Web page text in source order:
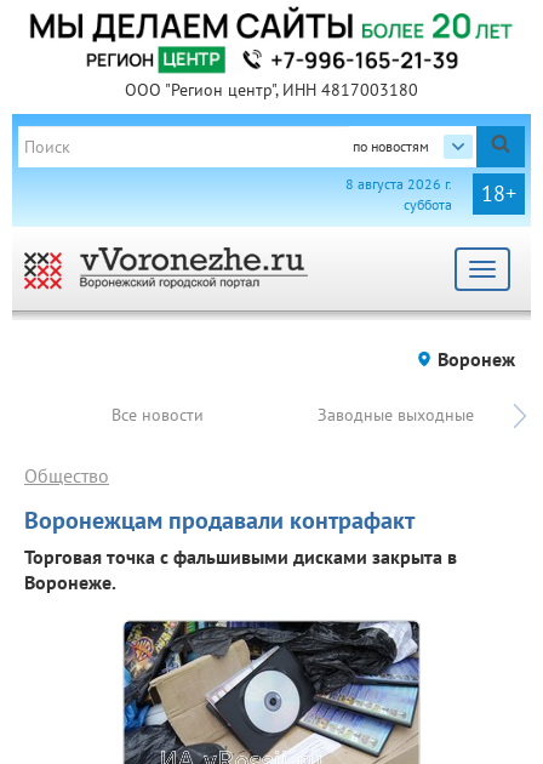
ООО "Регион центр", ИНН 4817003180
по новостям
18+
8 августа 2026 г.
суббота
Toggle
Воронеж
Все новости Заводные выходные
Воронежцам продавали контрафакт
Общество
Торговая точка с фальшивыми дисками закрыта в
Воронеже.